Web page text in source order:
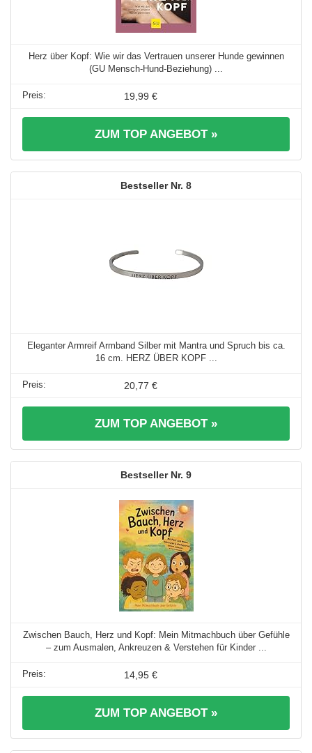
Herz über Kopf: Wie wir das Vertrauen unserer Hunde gewinnen
(GU Mensch-Hund-Beziehung) ...
19,99 €
ZUM TOP ANGEBOT »
8
Eleganter Armreif Armband Silber mit Mantra und Spruch bis ca.
16 cm. HERZ ÜBER KOPF ...
20,77 €
ZUM TOP ANGEBOT »
9
Zwischen Bauch, Herz und Kopf: Mein Mitmachbuch über Gefühle
– zum Ausmalen, Ankreuzen & Verstehen für Kinder ...
14,95 €
ZUM TOP ANGEBOT »